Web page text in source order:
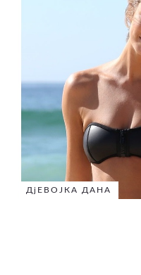
ДјЕВОЈКА ДАНА